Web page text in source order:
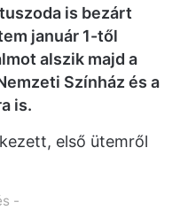
is bezárt
január 1-től
alszik majd a
Színház és a
is.
első ütemről
-